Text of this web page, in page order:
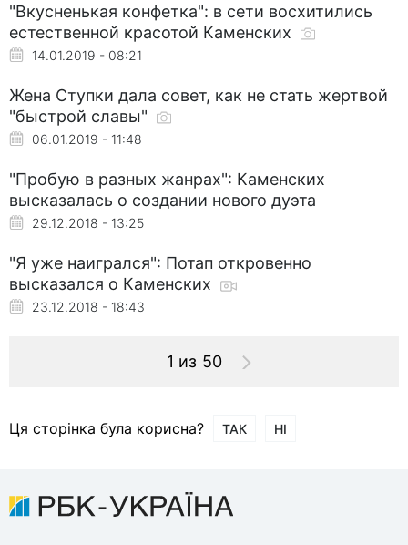
"Вкусненькая конфетка": в сети восхитились
естественной красотой Каменских
14.01.2019 - 08:21
Жена Ступки дала совет, как не стать жертвой
"быстрой славы"
06.01.2019 - 11:48
"Пробую в разных жанрах": Каменских
высказалась о создании нового дуэта
29.12.2018 - 13:25
"Я уже наигрался": Потап откровенно
высказался о Каменских
23.12.2018 - 18:43
1 из 50
Ця сторінка була корисна? ТАК НІ